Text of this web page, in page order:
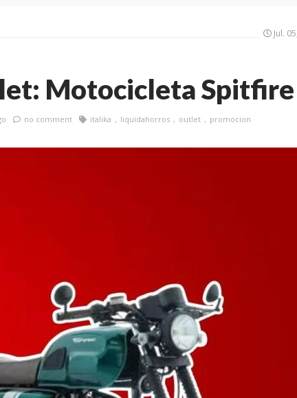
Jul.
Motocicleta Spitfire
no comment italika liquidahorros outlet promocion